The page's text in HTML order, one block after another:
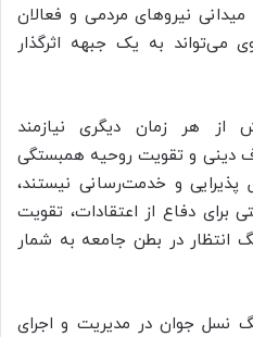
نیروهای مردمی و فعالان
می‌تواند به یک جبهه اثرگذار
از هر زمان دیگری نیازمند
دینی و تقویت روحیه همبستگی
و خدمت‌رسانی نیستند،
برای دفاع از اعتقادات، تقویت
انتظار در بطن جامعه به شمار
نسل جوان در مدیریت و اجرای